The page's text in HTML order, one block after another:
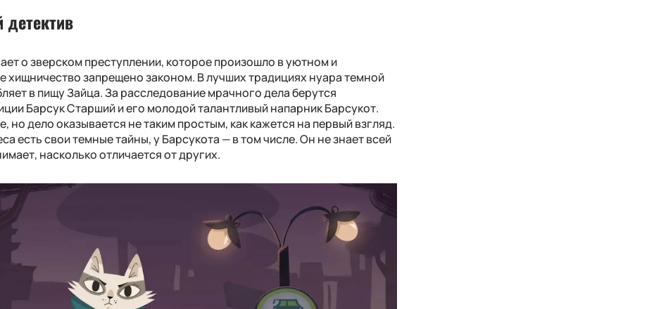
детектив
о зверском преступлении, которое произошло в уютном и
хищничество запрещено законом. В лучших традициях нуара темной
в пищу Зайца. За расследование мрачного дела берутся
Барсук Старший и его молодой талантливый напарник Барсукот.
но дело оказывается не таким простым, как кажется на первый взгляд.
есть свои темные тайны, у Барсукота — в том числе. Он не знает всей
насколько отличается от других.